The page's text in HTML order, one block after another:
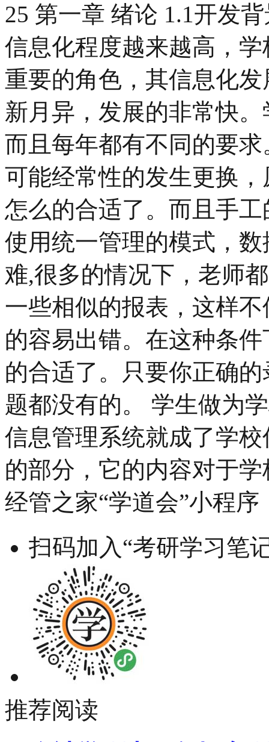
25 第一章 绪论 1.1开发
信息化程度越来越高，
重要的角色，其信息化
新月异，发展的非常快
而且每年都有不同的要
可能经常性的发生更换
怎么的合适了。而且手
使用统一管理的模式，
难,很多的情况下，老师
一些相似的报表，这样
的容易出错。在这种条
的合适了。只要你正确
题都没有的。 学生做为
信息管理系统就成了学
的部分，它的内容对于
经管之家“学道会”小程序
扫码加入“考研学习笔
推荐阅读